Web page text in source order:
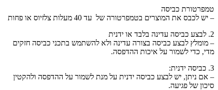
טמפרטורת כביסה
– יש לכבס את המוצרים בטמפרטורה של עד 40 מעלות צלזיוס או פחות
2. לבצע כביסה עדינה בלבד או ידנית
– מומלץ לבצע כביסה בצורה עדינה ולא להשתמש בתכני כביסה חזקים
מדי, כדי לשמור על איכות ההדפסה.
3. כביסה ידנית:
– אם ניתן, יש לבצע כביסה ידנית על מנת לשמור על ההדפסה ולהקטין
סיכון של פגיעה.